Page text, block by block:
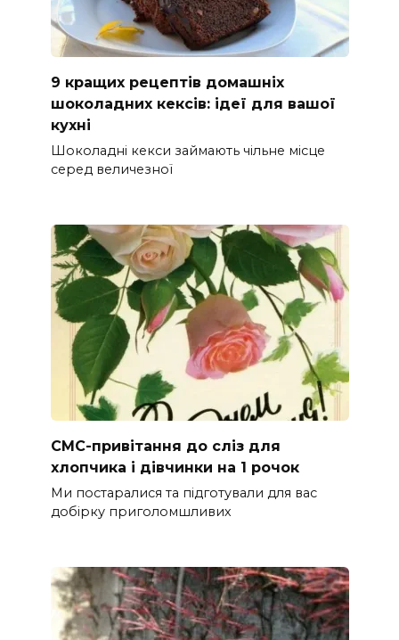
9 кращих рецептів домашніх
шоколадних кексів: ідеї для вашої
кухні
Шоколадні кекси займають чільне місце
серед величезної
СМС-привітання до сліз для
хлопчика і дівчинки на 1 рочок
Ми постаралися та підготували для вас
добірку приголомшливих